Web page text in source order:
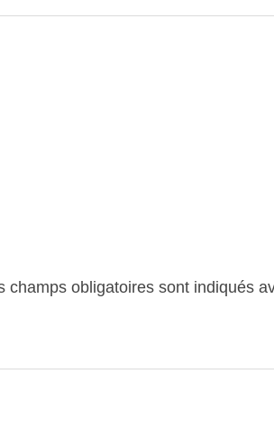
champs obligatoires sont indiqués